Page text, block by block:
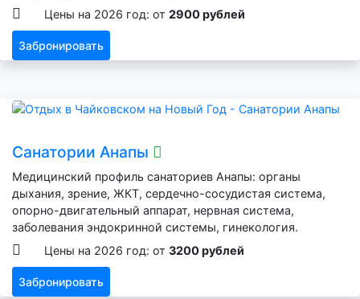
Цены на 2026 год: от 2900 рублей
Забронировать
Санатории Анапы
Медицинский профиль санаториев Анапы: органы
дыхания, зрение, ЖКТ, сердечно-сосудистая система,
опорно-двигательный аппарат, нервная система,
заболевания эндокринной системы, гинекология.
Цены на 2026 год: от 3200 рублей
Забронировать